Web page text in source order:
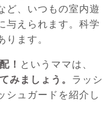
ど、いつもの室内遊
与えられます。科学
ります。
！ というママは、
みましょう。 ラッシ
シュガードを紹介し